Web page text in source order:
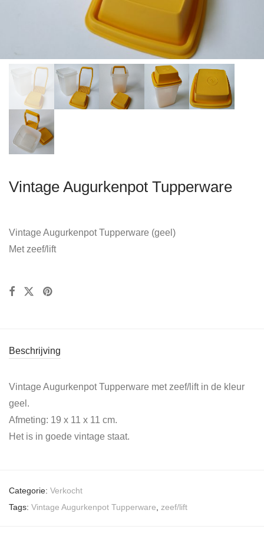
Vintage Augurkenpot Tupperware
Vintage Augurkenpot Tupperware (geel)
Met zeef/lift
Beschrijving
Vintage Augurkenpot Tupperware met zeef/lift in de kleur
geel.
Afmeting: 19 x 11 x 11 cm.
Het is in goede vintage staat.
Categorie: Verkocht
Tags: Vintage Augurkenpot Tupperware zeef/lift